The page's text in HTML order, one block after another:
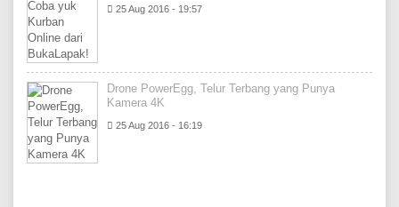
25 Aug 2016 - 19:57
Drone PowerEgg, Telur Terbang yang Punya
Kamera 4K
25 Aug 2016 - 16:19